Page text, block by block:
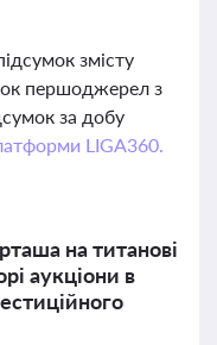
змісту
першоджерел з
за добу
LIGA360.
на титанові
аукціони в